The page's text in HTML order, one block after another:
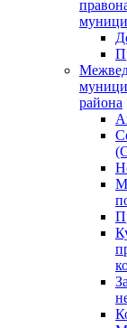
района